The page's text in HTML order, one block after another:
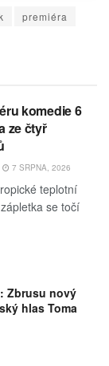
premiéra
komedie 6
ze čtyř
7 SRPNA, 2026
teplotní
se točí
Zbrusu nový
hlas Toma